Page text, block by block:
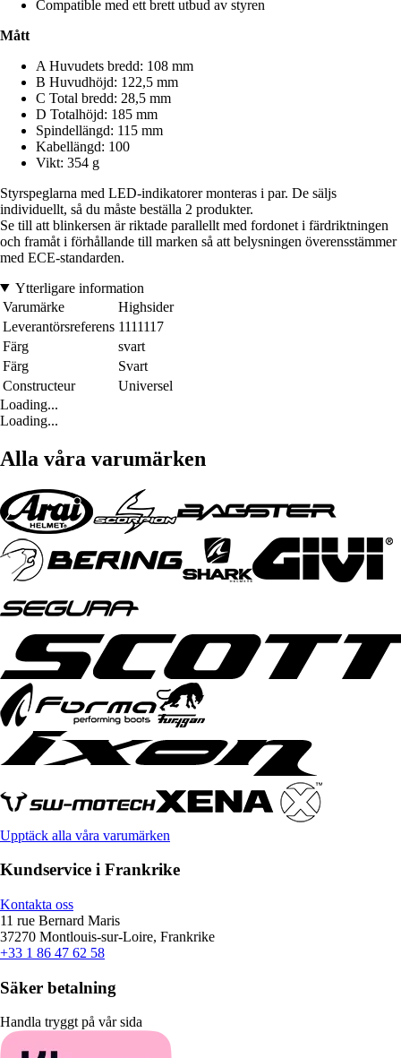
Compatible med ett brett utbud av styren
Mått
A Huvudets bredd: 108 mm
B Huvudhöjd: 122,5 mm
C Total bredd: 28,5 mm
D Totalhöjd: 185 mm
Spindellängd: 115 mm
Kabellängd: 100
Vikt: 354 g
Styrspeglarna med LED-indikatorer monteras i par. De säljs
individuellt, så du måste beställa 2 produkter.
Se till att blinkersen är riktade parallellt med fordonet i färdriktningen
och framåt i förhållande till marken så att belysningen överensstämmer
med ECE-standarden.
Ytterligare information
Varumärke
Highsider
Leverantörsreferens 1111117
Färg
svart
Färg
Svart
Constructeur
Universel
Loading...
Loading...
Alla våra varumärken
Upptäck alla våra varumärken
Kundservice i Frankrike
Kontakta oss
11 rue Bernard Maris
37270 Montlouis-sur-Loire, Frankrike
+33 1 86 47 62 58
Säker betalning
Handla tryggt på vår sida